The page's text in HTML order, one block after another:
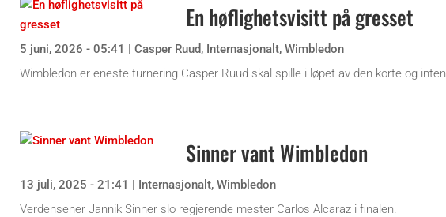
En høflighetsvisitt på gresset
5 juni, 2026 - 05:41 | Casper Ruud, Internasjonalt, Wimbledon
Wimbledon er eneste turnering Casper Ruud skal spille i løpet av den korte og
Sinner vant Wimbledon
13 juli, 2025 - 21:41 | Internasjonalt, Wimbledon
Verdensener Jannik Sinner slo regjerende mester Carlos Alcaraz i finalen.